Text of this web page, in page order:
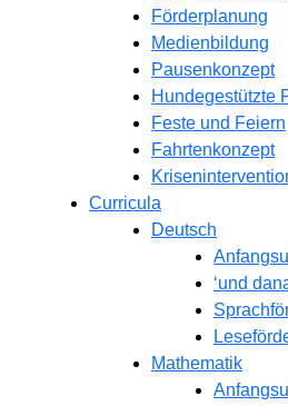
Förderplanung
Medienbildung
Pausenkonzept
Hundegestützte
Feste und Feiern
Fahrtenkonzept
Curricula
Deutsch
‘und
Mathematik